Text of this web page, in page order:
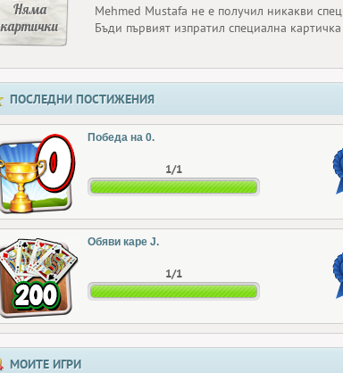
Няма
картички
Mehmed Mustafa не е получил никакви
Бъди първият изпратил специална картичка
ПОСЛЕДНИ ПОСТИЖЕНИЯ
Победа на 0.
1/1
Обяви каре J.
1/1
МОИТЕ ИГРИ